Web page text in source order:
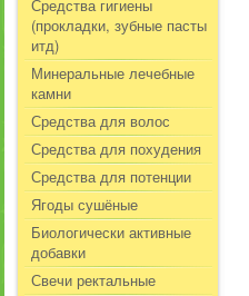
Средства гигиены
(прокладки, зубные пасты
итд)
Минеральные лечебные
камни
Средства для волос
Средства для похудения
Средства для потенции
Ягоды сушёные
Биологически активные
добавки
Свечи ректальные